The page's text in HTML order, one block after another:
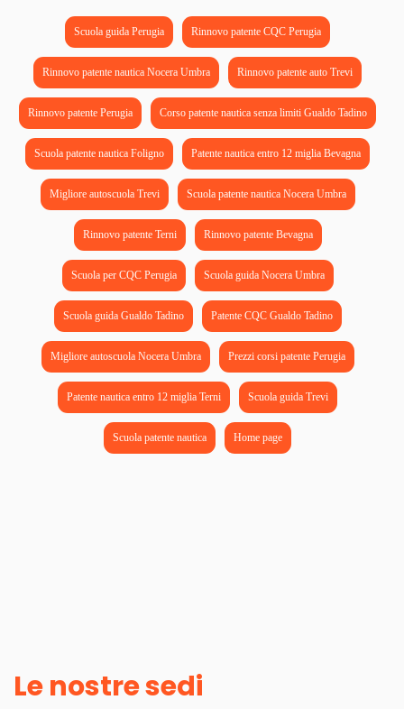
Scuola guida Perugia Rinnovo patente CQC Perugia
Rinnovo patente nautica Nocera Umbra Rinnovo patente auto Trevi
Rinnovo patente Perugia Corso patente nautica senza limiti Gualdo Tadino
Scuola patente nautica Foligno Patente nautica entro 12 miglia Bevagna
Migliore autoscuola Trevi Scuola patente nautica Nocera Umbra
Rinnovo patente Terni Rinnovo patente Bevagna
Scuola per CQC Perugia Scuola guida Nocera Umbra
Scuola guida Gualdo Tadino Patente CQC Gualdo Tadino
Migliore autoscuola Nocera Umbra Prezzi corsi patente Perugia
Patente nautica entro 12 miglia Terni Scuola guida Trevi
Scuola patente nautica Home page
Le nostre sedi